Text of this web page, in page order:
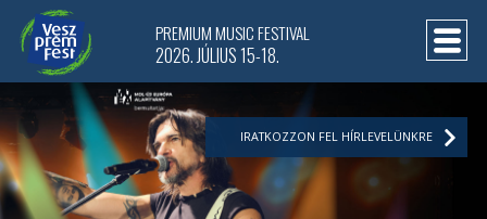
PREMIUM MUSIC FESTIVAL
2026. JÚLIUS 15-18.
IRATKOZZON FEL HÍRLEVELÜNKRE